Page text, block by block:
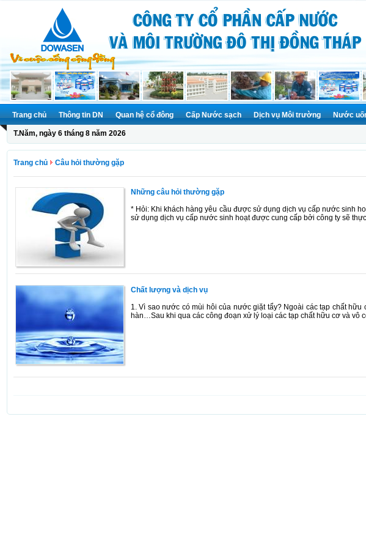
Trang chủ Thông tin DN Quan hệ cổ đông Cấp Nước sạch Dịch vụ Môi trường Nước
T.Năm, ngày 6 tháng 8 năm 2026
Trang chủ Câu hỏi thường gặp
Những câu hỏi thường gặp
* Hỏi: Khi khách hàng yêu cầu được sử dụng dịch vụ cấp nước sinh
sử dụng dịch vụ cấp nước sinh hoạt được cung cấp bởi công ty sẽ
Chất lượng và dịch vụ
1. Vì sao nước có mùi hôi của nước giặt tẩy? Ngoài các tạp chất
hàn…Sau khi qua các công đoạn xử lý loại các tạp chất hữu cơ và vô